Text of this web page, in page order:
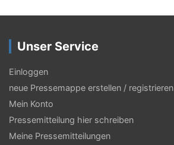
Unser Service
Einloggen
neue Pressemappe erstellen / registrieren
Mein Konto
Pressemitteilung hier schreiben
Meine Pressemitteilungen